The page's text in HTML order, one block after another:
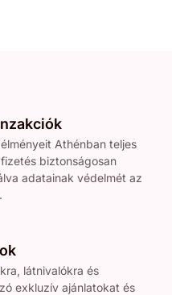
Athénban teljes
biztonságosan
adatainak védelmét az
látnivalókra és
exkluzív ajánlatokat és